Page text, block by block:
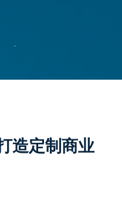
造定制商业